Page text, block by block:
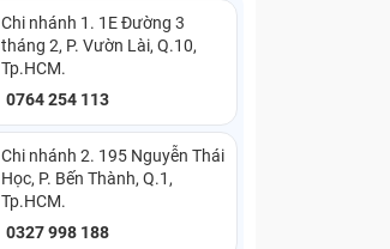
Chi nhánh 1. 1E Đường 3
tháng 2, P. Vườn Lài, Q.10,
Tp.HCM.
0764 254 113
Chi nhánh 2. 195 Nguyễn Thái
Học, P. Bến Thành, Q.1,
Tp.HCM.
0327 998 188